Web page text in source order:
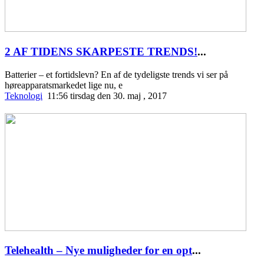
2 AF TIDENS SKARPESTE TRENDS!...
Batterier – et fortidslevn? En af de tydeligste trends vi ser på
høreapparatsmarkedet lige nu, e
Teknologi 11:56 tirsdag den 30. maj , 2017
Telehealth – Nye muligheder for en opt...